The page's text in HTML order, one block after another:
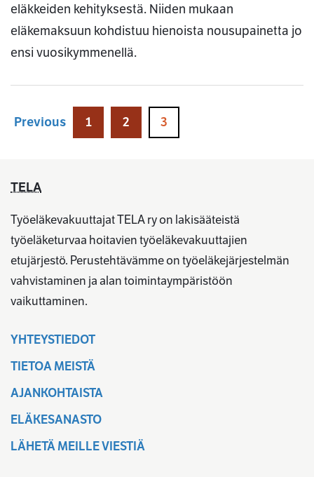
eläkkeiden kehityksestä. Niiden mukaan
eläkemaksuun kohdistuu hienoista nousupainetta jo
ensi vuosikymmenellä.
Previous 1 2 3
TELA
Työeläkevakuuttajat TELA ry on lakisääteistä
työeläketurvaa hoitavien työeläkevakuuttajien
etujärjestö. Perustehtävämme on työeläkejärjestelmän
vahvistaminen ja alan toimintaympäristöön
vaikuttaminen.
YHTEYSTIEDOT
TIETOA MEISTÄ
AJANKOHTAISTA
ELÄKESANASTO
LÄHETÄ MEILLE VIESTIÄ